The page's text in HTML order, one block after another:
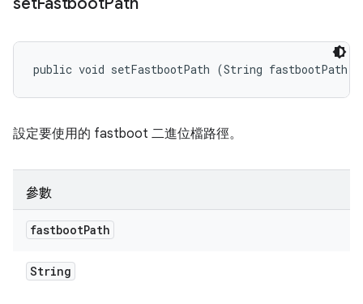
public void setFastbootPath (String fastbootPath)
設定要使用的 fastboot 二進位檔路徑。
參數
fastbootPath
String